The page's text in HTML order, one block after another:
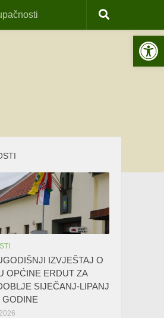
IZVJEŠTAJ O
OPĆINE ERDUT ZA
SIJEČANJ-LIPANJ
GODINE